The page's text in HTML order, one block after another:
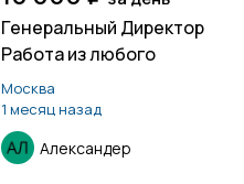
Производство
Генеральный Директор
Работа из любого
Москва
1 месяц назад
Александер